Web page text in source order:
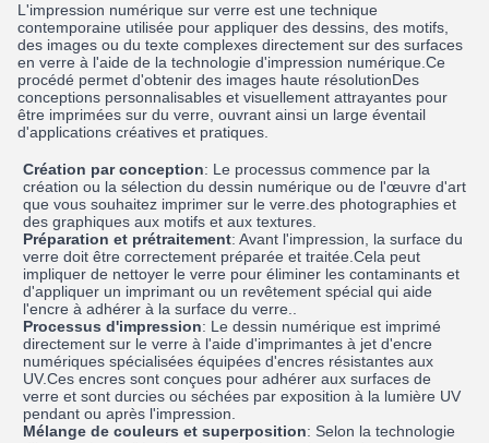
L'impression numérique sur verre est une technique
contemporaine utilisée pour appliquer des dessins, des motifs,
des images ou du texte complexes directement sur des surfaces
en verre à l'aide de la technologie d'impression numérique.Ce
procédé permet d'obtenir des images haute résolutionDes
conceptions personnalisables et visuellement attrayantes pour
être imprimées sur du verre, ouvrant ainsi un large éventail
d'applications créatives et pratiques.
Création par conception: Le processus commence par la
création ou la sélection du dessin numérique ou de l'œuvre d'art
que vous souhaitez imprimer sur le verre.des photographies et
des graphiques aux motifs et aux textures.
Préparation et prétraitement: Avant l'impression, la surface du
verre doit être correctement préparée et traitée.Cela peut
impliquer de nettoyer le verre pour éliminer les contaminants et
d'appliquer un imprimant ou un revêtement spécial qui aide
l'encre à adhérer à la surface du verre..
Processus d'impression: Le dessin numérique est imprimé
directement sur le verre à l'aide d'imprimantes à jet d'encre
numériques spécialisées équipées d'encres résistantes aux
UV.Ces encres sont conçues pour adhérer aux surfaces de
verre et sont durcies ou séchées par exposition à la lumière UV
pendant ou après l'impression.
Mélange de couleurs et superposition: Selon la technologie